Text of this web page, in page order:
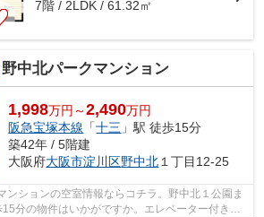
7階 / 2LDK / 61.32㎡
野中北パークマンション
1,998万円～2,490万円
阪急宝塚本線 「十三 」駅 徒歩15分
築42年 / 5階建
大阪府大阪市淀川区野中北 １丁目12-25
ンションの空室情報ならコチラ。野中北１公園ま
分の物件はいかがですか。エレベーター付きの